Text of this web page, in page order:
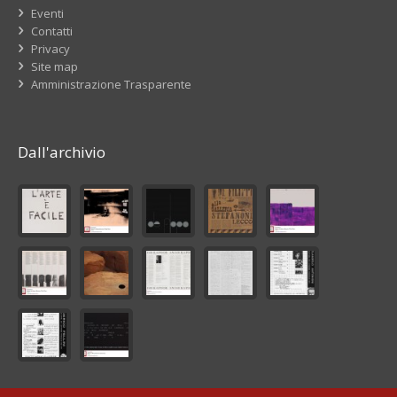
Eventi
Contatti
Privacy
Site map
Amministrazione Trasparente
Dall'archivio